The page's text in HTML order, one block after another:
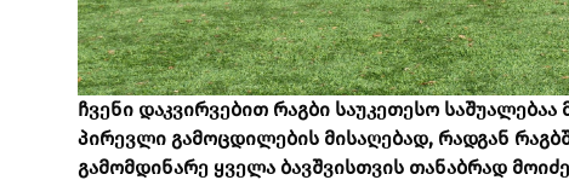
ჩვენი დაკვირვებით რაგბი საუკეთესო
პირევლი გამოცდილების მისაღებად, რადგან
გამომდინარე ყველა ბავშვისთვის თანაბრად